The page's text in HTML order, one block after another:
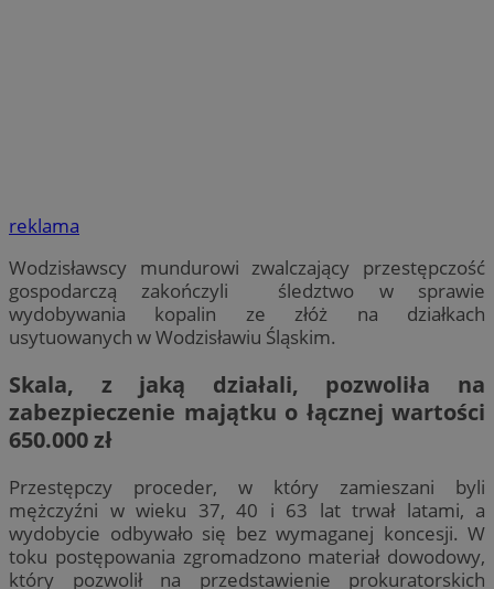
reklama
Wodzisławscy mundurowi zwalczający przestępczość
gospodarczą zakończyli śledztwo w sprawie
wydobywania kopalin ze złóż na działkach
usytuowanych w Wodzisławiu Śląskim.
Skala, z jaką działali, pozwoliła na
zabezpieczenie majątku o łącznej wartości
650.000 zł
Przestępczy proceder, w który zamieszani byli
mężczyźni w wieku 37, 40 i 63 lat trwał latami, a
wydobycie odbywało się bez wymaganej koncesji. W
toku postępowania zgromadzono materiał dowodowy,
który pozwolił na przedstawienie prokuratorskich